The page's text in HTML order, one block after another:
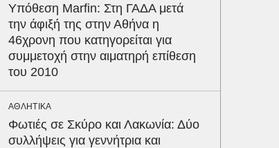
Υπόθεση Marfin: Στη ΓΑΔΑ μετά
την άφιξή της στην Αθήνα η
46χρονη που κατηγορείται για
συμμετοχή στην αιματηρή επίθεση
του 2010
ΑΘΛΗΤΙΚΑ
Φωτιές σε Σκύρο και Λακωνία: Δύο
συλλήψεις για γεννήτρια και